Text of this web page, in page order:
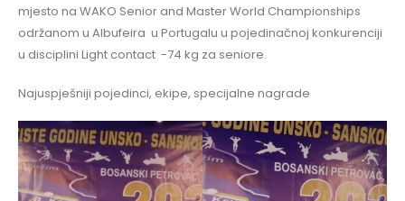
mjesto na WAKO Senior and Master World Championships
održanom u Albufeira u Portugalu u pojedinačnoj konkurenciji
u disciplini Light contact -74 kg za seniore.
Najuspješniji pojedinci, ekipe, specijalne nagrade